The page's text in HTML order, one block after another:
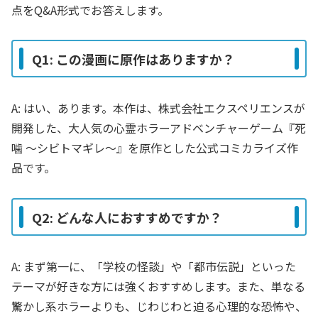
点をQ&A形式でお答えします。
Q1: この漫画に原作はありますか？
A: はい、あります。本作は、株式会社エクスペリエンスが
開発した、大人気の心霊ホラーアドベンチャーゲーム『死
噛 〜シビトマギレ〜』を原作とした公式コミカライズ作
品です。
Q2: どんな人におすすめですか？
A: まず第一に、「学校の怪談」や「都市伝説」といった
テーマが好きな方には強くおすすめします。また、単なる
驚かし系ホラーよりも、じわじわと迫る心理的な恐怖や、